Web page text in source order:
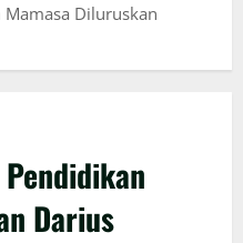
Diluruskan
Darius